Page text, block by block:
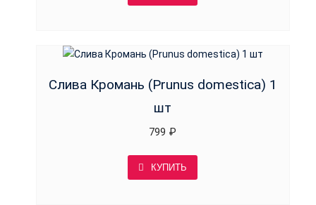
Слива Кромань (Prunus domestica) 1
шт
799 ₽
КУПИТЬ